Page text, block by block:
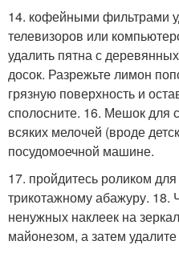
14. кофейными фильтрами
телевизоров или
удалить пятна с
досок. Разрежьте лимон
грязную поверхность и
сполосните. 16. Мешок для
всяких мелочей (вроде
посудомоечной машине.
17. пройдитесь роликом
трикотажному абажуру. 18.
ненужных наклеек на
майонезом, а затем